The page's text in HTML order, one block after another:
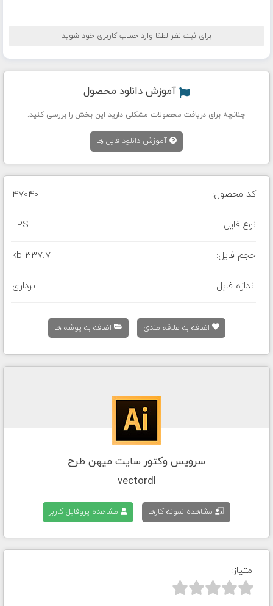
برای ثبت نظر لطفا وارد حساب کاربری خود شوید
آموزش دانلود محصول
چنانچه برای دریافت محصولات مشکلی دارید این بخش را بررسی کنید.
آموزش دانلود فایل ها
کد محصول: 47040
نوع فایل: EPS
حجم فایل: 337.7 kb
اندازه فایل: برداری
اضافه به علاقه مندی اضافه به پوشه ها
سرویس وکتور سایت میهن طرح
vectordl
مشاهده نمونه کارها مشاهده پروفایل کاربر
امتیاز:


